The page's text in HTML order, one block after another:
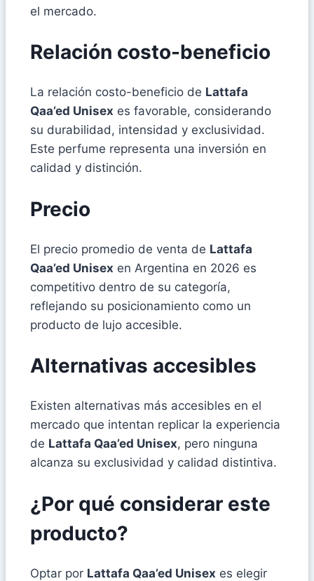
el mercado.
Relación costo-beneficio
La relación costo-beneficio de Lattafa
Qaa’ed Unisex es favorable, considerando
su durabilidad, intensidad y exclusividad.
Este perfume representa una inversión en
calidad y distinción.
Precio
El precio promedio de venta de Lattafa
Qaa’ed Unisex en Argentina en 2026 es
competitivo dentro de su categoría,
reflejando su posicionamiento como un
producto de lujo accesible.
Alternativas accesibles
Existen alternativas más accesibles en el
mercado que intentan replicar la experiencia
de Lattafa Qaa’ed Unisex, pero ninguna
alcanza su exclusividad y calidad distintiva.
¿Por qué considerar este
producto?
Optar por Lattafa Qaa’ed Unisex es elegir